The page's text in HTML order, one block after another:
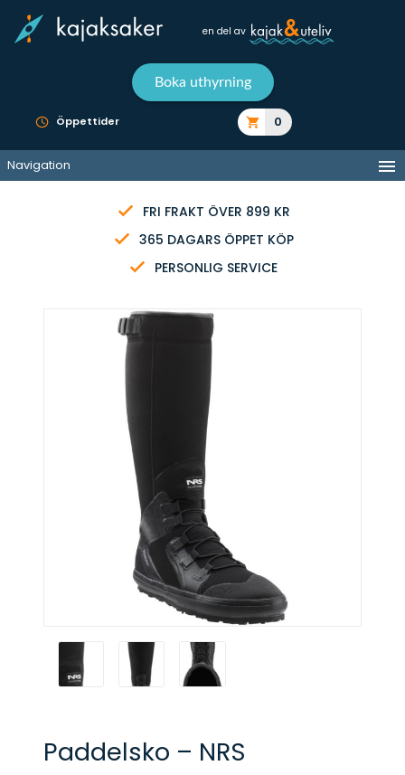
en del av
Boka uthyrning
Öppettider 0
Navigation
FRI FRAKT ÖVER 899 KR
365 DAGARS ÖPPET KÖP
PERSONLIG SERVICE
Paddelsko – NRS